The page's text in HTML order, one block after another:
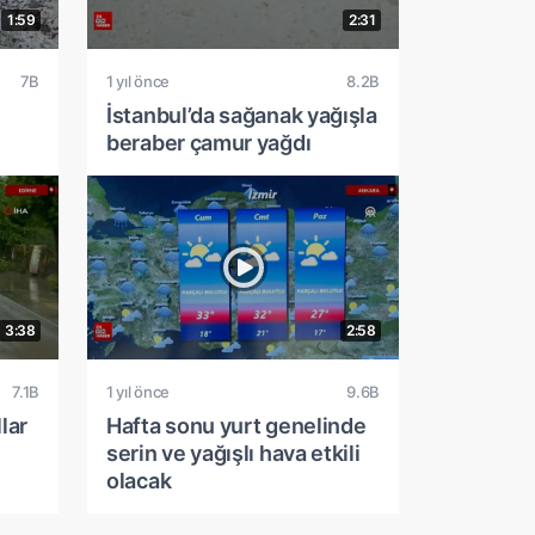
1:59
7B
2:31
1 yıl önce 8.2B
İstanbul’da sağanak yağışla
beraber çamur yağdı
3:38
7.1B
2:58
1 yıl önce 9.6B
Hafta sonu yurt genelinde
serin ve yağışlı hava etkili
olacak